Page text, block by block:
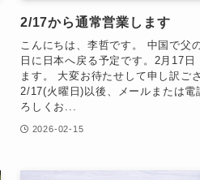
2/17から通常営業します
こんにちは、李哲です。 中国で父
日に日本へ戻る予定です。2月17
ます。 大変お待たせして申し訳ご
2/17(火曜日)以後、メールまたは電
ろしくお...
2026-02-15